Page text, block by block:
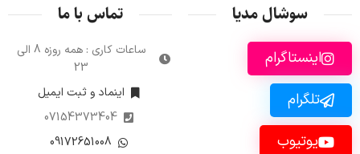
سوشال مدیا
اینستاگرام
تلگرام
یوتیوب
تماس با ما
ساعات کاری : همه روزه 8 الی
23
اینماد و ثبت ایمیل
07154373404
09172651008